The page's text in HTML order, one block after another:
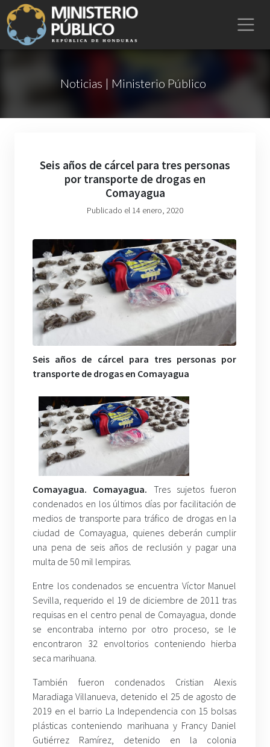
Noticias | Ministerio Público
Seis años de cárcel para tres personas
por transporte de drogas en
Comayagua
Publicado el 14 enero, 2020
Seis años de cárcel para tres personas por
transporte de drogas en Comayagua
Comayagua. Comayagua. Tres sujetos fueron
condenados en los últimos días por facilitación de
medios de transporte para tráfico de drogas en la
ciudad de Comayagua, quienes deberán cumplir
una pena de seis años de reclusión y pagar una
multa de 50 mil lempiras.
Entre los condenados se encuentra Víctor Manuel
Sevilla, requerido el 19 de diciembre de 2011 tras
requisas en el centro penal de Comayagua, donde
se encontraba interno por otro proceso, se le
encontraron 32 envoltorios conteniendo hierba
seca marihuana.
También fueron condenados Cristian Alexis
Maradiaga Villanueva, detenido el 25 de agosto de
2019 en el barrio La Independencia con 15 bolsas
plásticas conteniendo marihuana y Francy Daniel
Gutiérrez Ramírez, detenido en la colonia